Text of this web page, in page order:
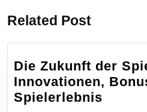
Related Post
Die Zukunft der
Innovationen,
Spielerlebnis